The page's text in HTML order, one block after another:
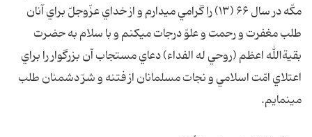
مکّه در سال ۶۶ (۱۳) را گرامي ميدارم و از خداي عزّوجلّ براي آنان
طلب مغفرت و رحمت و علوّ درجات ميکنم و با سلام به حضرت
بقيةالله اعظم (روحي له الفداء) دعاي مستجاب آن بزرگوار را براي
اعتلاي امّت اسلامي و نجات مسلمانان از فتنه و شرّ دشمنان طلب
مينمايم.